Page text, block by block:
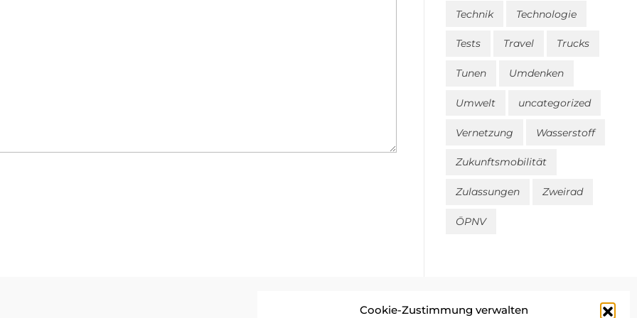
Cookie-Zustimmung verwalten
Technik Technologie
Tests Travel Trucks
Tunen Umdenken
Umwelt uncategorized
Vernetzung Wasserstoff
Zukunftsmobilität
Zulassungen Zweirad
ÖPNV